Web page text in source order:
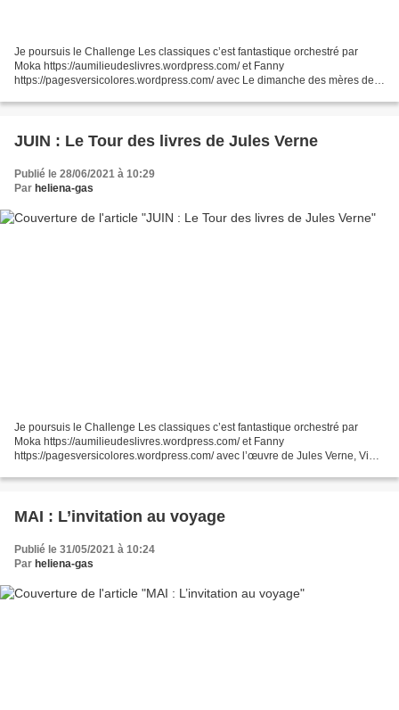
Je poursuis le Challenge Les classiques c’est fantastique orchestré par
Moka https://aumilieudeslivres.wordpress.com/ et Fanny
https://pagesversicolores.wordpress.com/ avec Le dimanche des mères de
JUIN : Le Tour des livres de Jules Verne
Publié le 28/06/2021 à 10:29
Par heliena-gas
Je poursuis le Challenge Les classiques c’est fantastique orchestré par
Moka https://aumilieudeslivres.wordpress.com/ et Fanny
https://pagesversicolores.wordpress.com/ avec l’œuvre de Jules Verne, Vingt
MAI : L’invitation au voyage
Publié le 31/05/2021 à 10:24
Par heliena-gas